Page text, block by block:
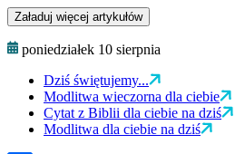
Załaduj więcej artykułów
poniedziałek 10 sierpnia
Dziś świętujemy...
Modlitwa wieczorna dla ciebie
Cytat z Biblii dla ciebie na dziś
Modlitwa dla ciebie na dziś